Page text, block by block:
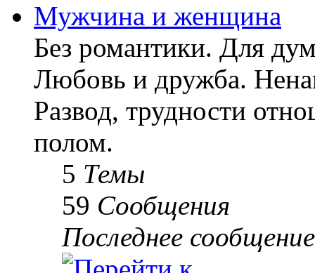
Мужчина и женщина
Без романтики. Для
Любовь и дружба.
Развод, трудности
полом.
5 Темы
59 Сообщения
Последнее сообщение